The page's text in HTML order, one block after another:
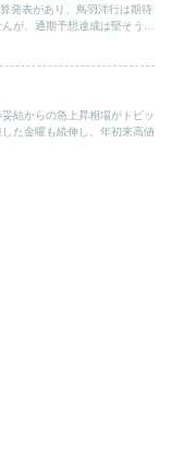
発表があり、鳥羽洋行は期待
が、通期予想達成は堅そうで
結からの急上昇相場がトピッ
た金曜も続伸し、年初来高値